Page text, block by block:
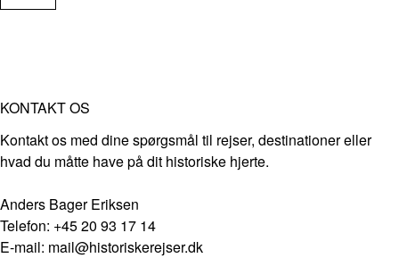
KONTAKT OS
Kontakt os med dine spørgsmål til rejser, destinationer eller
hvad du måtte have på dit historiske hjerte.
Anders Bager Eriksen
Telefon: +45 20 93 17 14
E-mail: mail@historiskerejser.dk